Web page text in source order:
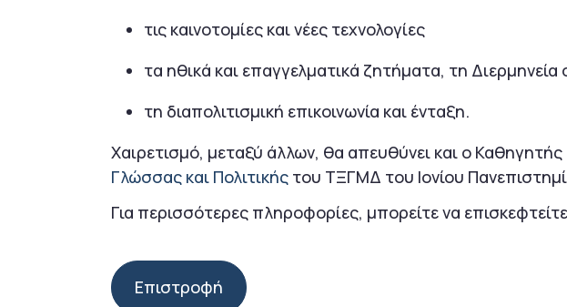
τις καινοτομίες και νέες τεχνολογίες
τα ηθικά και επαγγελματικά ζητήματα, τη Διερμηνεία
τη διαπολιτισμική επικοινωνία και ένταξη.
Χαιρετισμό, μεταξύ άλλων, θα απευθύνει και ο
Γλώσσας και Πολιτικήςτου ΤΞΓΜΔ του Ιονίου
Για περισσότερες πληροφορίες, μπορείτε να
Επιστροφή